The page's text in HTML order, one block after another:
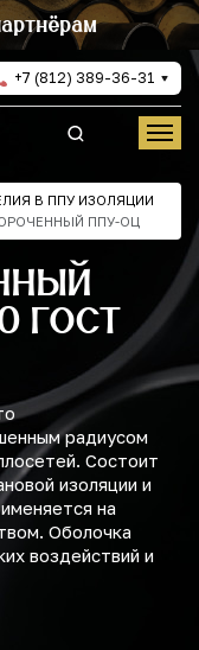
+7 (812) 389-36-31
В ППУ ИЗОЛЯЦИИ
ППУ-ОЦ
ГОСТ
радиусом
Состоит
изоляции и
на
Оболочка
воздействий и